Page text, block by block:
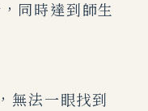
同時達到師生
法一眼找到